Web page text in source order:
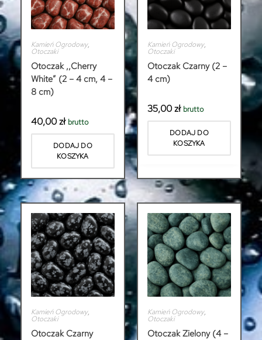
Kamień Ogrodowy,
Otoczaki
Otoczak ,,Cherry
White” (2 – 4 cm, 4 –
8 cm)
40,00zł brutto
DODAJ DO
KOSZYKA
Kamień Ogrodowy,
Otoczaki
Otoczak Czarny (2 –
4 cm)
35,00zł brutto
DODAJ DO
KOSZYKA
Kamień Ogrodowy,
Otoczaki
Otoczak Czarny
Kamień Ogrodowy,
Otoczaki
Otoczak Zielony (4 –